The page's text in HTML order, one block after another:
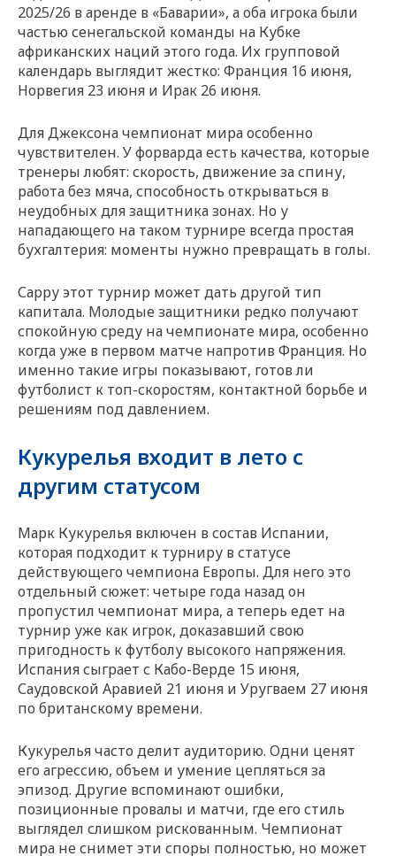
2025/26 в аренде в «Баварии», а оба игрока были
частью сенегальской команды на Кубке
африканских наций этого года. Их групповой
календарь выглядит жестко: Франция 16 июня,
Норвегия 23 июня и Ирак 26 июня.
Для Джексона чемпионат мира особенно
чувствителен. У форварда есть качества, которые
тренеры любят: скорость, движение за спину,
работа без мяча, способность открываться в
неудобных для защитника зонах. Но у
нападающего на таком турнире всегда простая
бухгалтерия: моменты нужно превращать в голы.
Сарру этот турнир может дать другой тип
капитала. Молодые защитники редко получают
спокойную среду на чемпионате мира, особенно
когда уже в первом матче напротив Франция. Но
именно такие игры показывают, готов ли
футболист к топ-скоростям, контактной борьбе и
решениям под давлением.
Кукурелья входит в лето с
другим статусом
Марк Кукурелья включен в состав Испании,
которая подходит к турниру в статусе
действующего чемпиона Европы. Для него это
отдельный сюжет: четыре года назад он
пропустил чемпионат мира, а теперь едет на
турнир уже как игрок, доказавший свою
пригодность к футболу высокого напряжения.
Испания сыграет с Кабо-Верде 15 июня,
Саудовской Аравией 21 июня и Уругваем 27 июня
по британскому времени.
Кукурелья часто делит аудиторию. Одни ценят
его агрессию, объем и умение цепляться за
эпизод. Другие вспоминают ошибки,
позиционные провалы и матчи, где его стиль
выглядел слишком рискованным. Чемпионат
мира не снимет эти споры полностью, но может